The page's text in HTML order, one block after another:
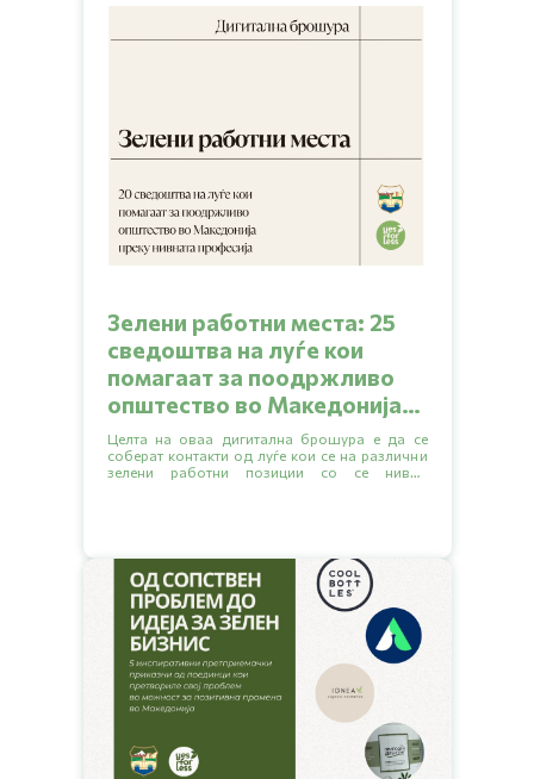
Зелени работни места: 25
сведоштва на луѓе кои
помагаат за поодржливо
општество во Македонија
преку нивната професија
Целта на оваа дигитална брошура е да се
соберат контакти од луѓе кои се на различни
зелени работни позиции со се нивни
работно место и слично.